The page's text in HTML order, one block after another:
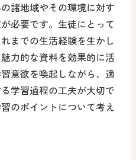
諸地域やその環境に対す
必要です。生徒にとって
までの生活経験を生かし
力的な資料を効果的に活
意欲を喚起しながら、適
学習過程の工夫が大切で
のポイントについて考え